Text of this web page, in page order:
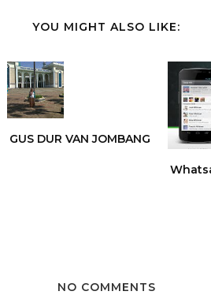
YOU MIGHT ALSO LIKE:
GUS DUR VAN JOMBANG
NO COMMENTS